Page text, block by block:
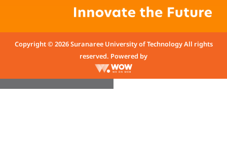
Copyright © 2026 Suranaree University of Technology All rights
reserved. Powered by